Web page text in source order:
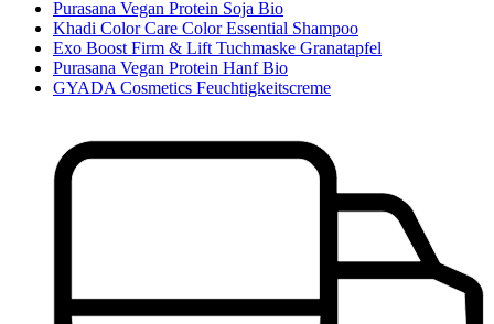
Purasana Vegan Protein Soja Bio
Khadi Color Care Color Essential Shampoo
Exo Boost Firm & Lift Tuchmaske Granatapfel
Purasana Vegan Protein Hanf Bio
GYADA Cosmetics Feuchtigkeitscreme